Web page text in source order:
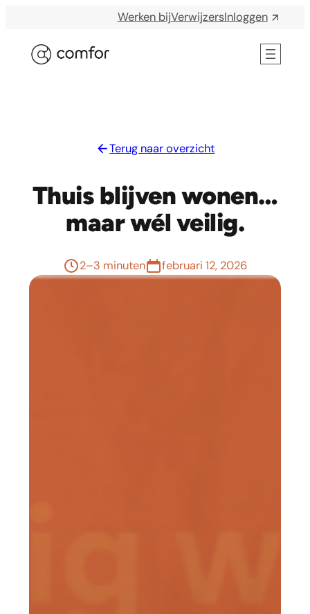
Werken bijVerwijzersInloggen
Terug naar overzicht
Thuis blijven wonen…
maar wél veilig.
2–3 minuten februari 12, 2026